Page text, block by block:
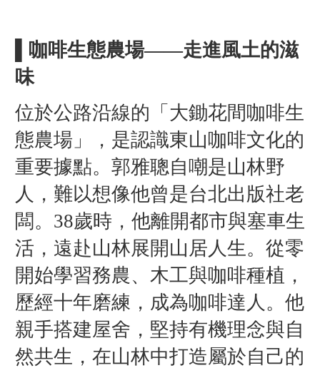
▌咖啡生態農場——走進風土的滋
味
位於公路沿線的「大鋤花間咖啡生
態農場」，是認識東山咖啡文化的
重要據點。郭雅聰自嘲是山林野
人，難以想像他曾是台北出版社老
闆。38歲時，他離開都市與塞車生
活，遠赴山林展開山居人生。從零
開始學習務農、木工與咖啡種植，
歷經十年磨練，成為咖啡達人。他
親手搭建屋舍，堅持有機理念與自
然共生，在山林中打造屬於自己的